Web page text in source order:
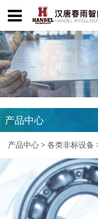
产品中心
工业五金
产品中心> 各类非标设备